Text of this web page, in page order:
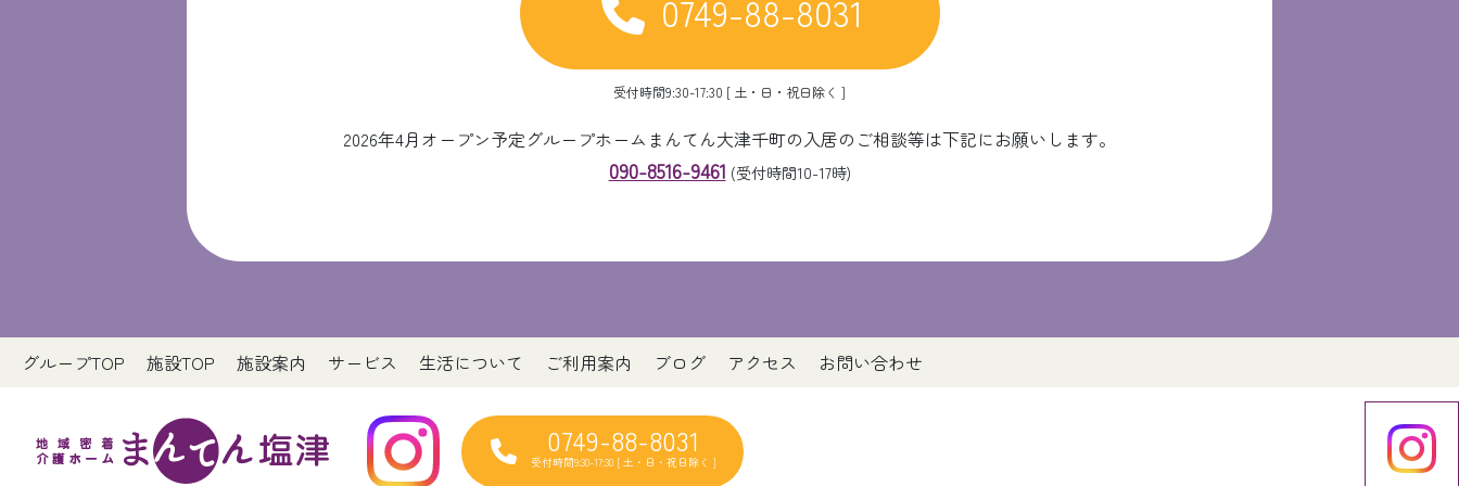
0749-88-8031
受付時間9:30-17:30 [ 土・日・祝日除く ]
2026年4月オープン予定グループホームまんてん大津千町の入居のご相談等は下記にお願いします。
090-8516-9461 (受付時間10-17時)
グループTOP 施設TOP 施設案内 サービス 生活について ご利用案内 ブログ アクセス お問い合わせ
0749-88-8031
受付時間9:30-17:30 [ 土・日・祝日除く ]